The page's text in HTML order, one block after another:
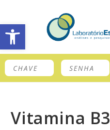
Barra de Ferramentas Aberta
Vitamina B3